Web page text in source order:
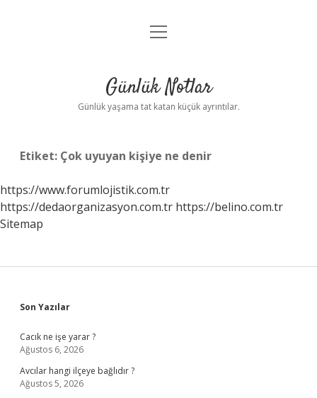
Anasayfa
Yasal Uyarı
menüyü
Günlük Notlar
Günlük yaşama tat katan küçük ayrıntılar.
Etiket: Çok uyuyan kişiye ne denir
https://www.forumlojistik.com.tr
https://dedaorganizasyon.com.tr https://belino.com.tr
Sitemap
Sidebar
Son Yazılar
Cacık ne işe yarar ?
Ağustos 6, 2026
Avcılar hangi ilçeye bağlıdır ?
Ağustos 5, 2026